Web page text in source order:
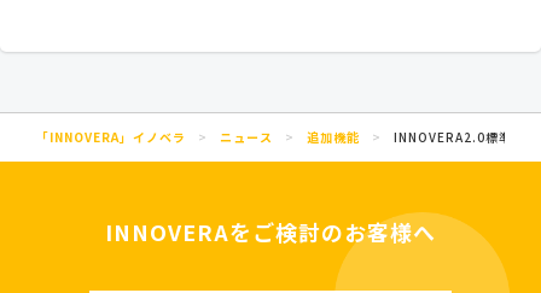
「INNOVERA」イノベラ > ニュース > 追加機能 > INNOVERA2.0標準機
INNOVERAをご検討のお客様へ